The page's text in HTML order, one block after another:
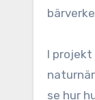
I
se hur